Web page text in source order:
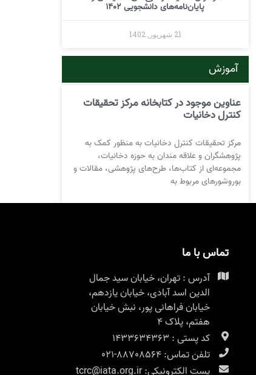
پایان‌نامه‌های دانشجویی 1402
21 شهریور, 1402
آموزش
عناوین موجود در کتابخانه مرکز تحقیقات
کنترل دخانیات
مرکز تحقیقات کنترل دخانیات به منظور کمک به
پژوهشگران و علاقه مندان به حوزه دخانیات،
مجموعه‌ای از کتاب‌ها، طرح‌های پژوهشی، مقالات و
بوروشورهای مربوط به
تماس با ما
آدرس : تهران، خیابان سید جمال
الدین اسد آبادی، خیابان یازدهم،
خیابان فراهانی پور، نبش خیابان
هفتم، پلاک ۴
کد پستی : 1433634363
تلفن تماس: 88708564-021
پست الکترونیکی: tcrc@iata.org.ir